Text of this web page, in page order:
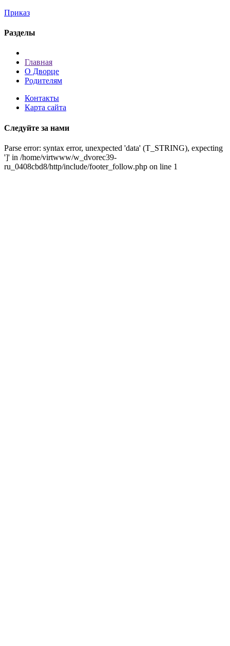
Приказ
Разделы
Главная
О Дворце
Родителям
Контакты
Карта сайта
Следуйте за нами
Parse error: syntax error, unexpected 'data' (T_STRING), expecting
']' in /home/virtwww/w_dvorec39-
ru_0408cbd8/http/include/footer_follow.php on line 1